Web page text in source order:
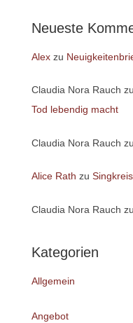
Neueste
Alexzu
Claudia Nora Rauch zu
Tod lebendig macht
Claudia Nora Rauch zu
Alice Rath zu
Claudia Nora Rauch zu
Kategorien
Allgemein
Angebot